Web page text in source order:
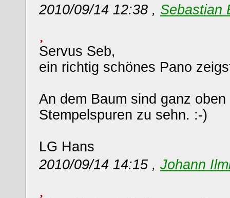
2010/09/14 12:38 , Sebastian
Servus Seb,
ein richtig schönes Pano
An dem Baum sind ganz
Stempelspuren zu sehn. :-)
LG Hans
2010/09/14 14:15 , Johann